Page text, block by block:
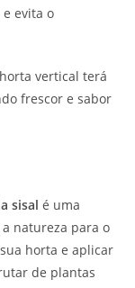
evita o
vertical terá
frescor e sabor
sisal é uma
natureza para o
horta e aplicar
de plantas